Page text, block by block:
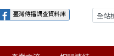
臺灣傳播調查資料庫